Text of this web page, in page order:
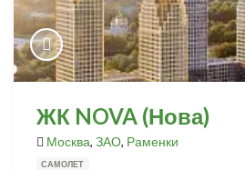
ЖК NOVA (Нова)
Москва, ЗАО, Раменки
САМОЛЕТ